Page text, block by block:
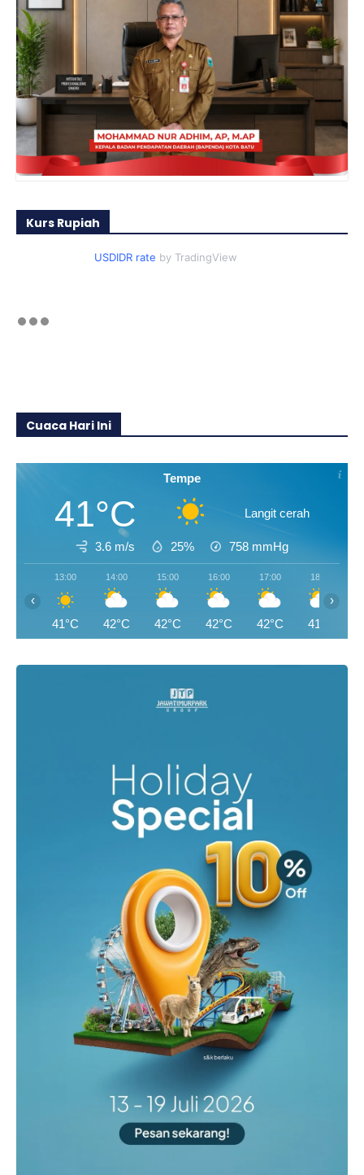
Kurs Rupiah
USDIDR rate by TradingView
Cuaca Hari Ini
Tempe
41°C Langit cerah
3.6 m/s 25% 758 mmHg
13:00
41°C
14:00
42°C
15:00
42°C
16:00
42°C
17:00
42°C
18:00
41°C
‹ ›